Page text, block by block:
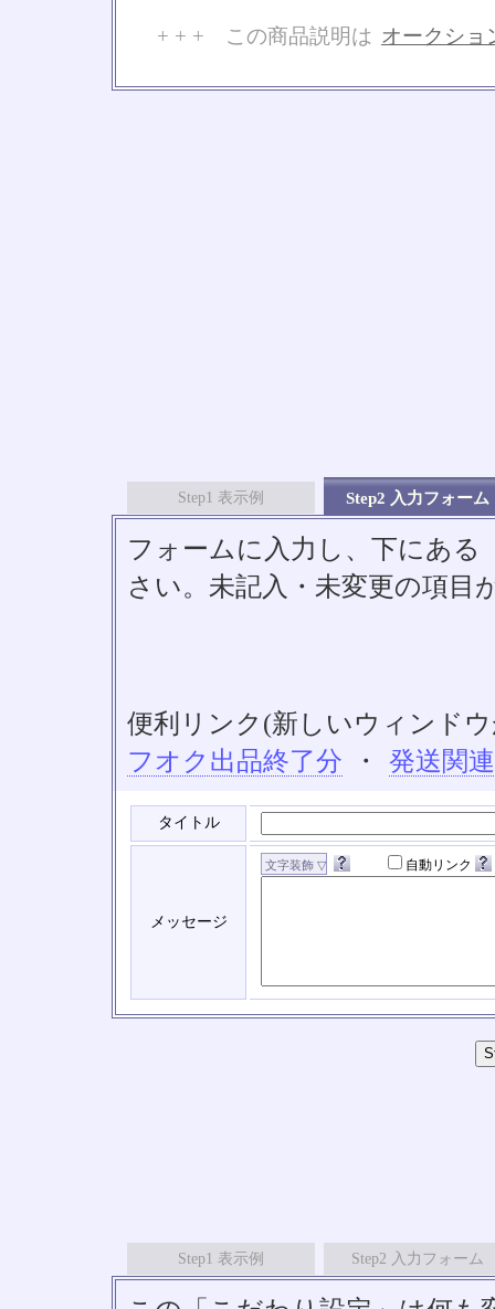
+ + + この商品説明は オークショ
Step1 表示例 Step2 入力フォーム
フォームに入力し、下にあ
さい。未記入・未変更の項目
便利リンク(新しいウィンド
フオク出品終了分
・ 発送関
タイトル
メッセージ
自動リンク
Step1 表示例 Step2 入力フォーム